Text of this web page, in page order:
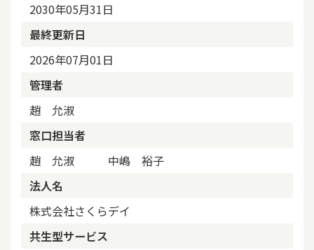
2030年05月31日
最終更新日
2026年07月01日
管理者
趙 允淑
窓口担当者
趙 允淑 中嶋 裕子
法人名
株式会社さくらデイ
共生型サービス